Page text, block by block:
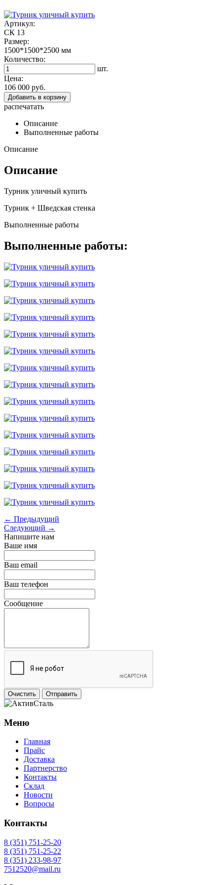
Артикул:
СК 13
Размер:
1500*1500*2500 мм
Количество:
шт.
Цена:
106 000 руб.
Добавить в корзину
распечатать
Описание
Выполненные работы
Описание
Описание
Турник уличный купить
Турник + Шведская стенка
Выполненные работы
Выполненные работы:
← Предыдущий
Следующий →
Напишите нам
Ваше имя
Ваш email
Ваш телефон
Сообщение
Очистить Отправить
Меню
Главная
Прайс
Доставка
Партнерство
Контакты
Склад
Новости
Вопросы
Контакты
8 (351) 751-25-20
8 (351) 751-25-22
8 (351) 233-98-97
7512520@mail.ru